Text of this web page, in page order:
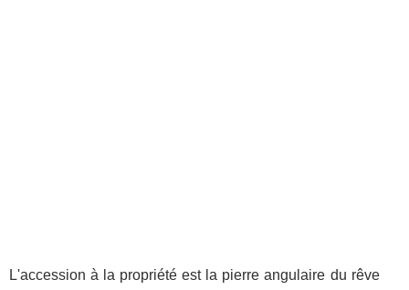
L'accession à la propriété est la pierre angulaire du rêve